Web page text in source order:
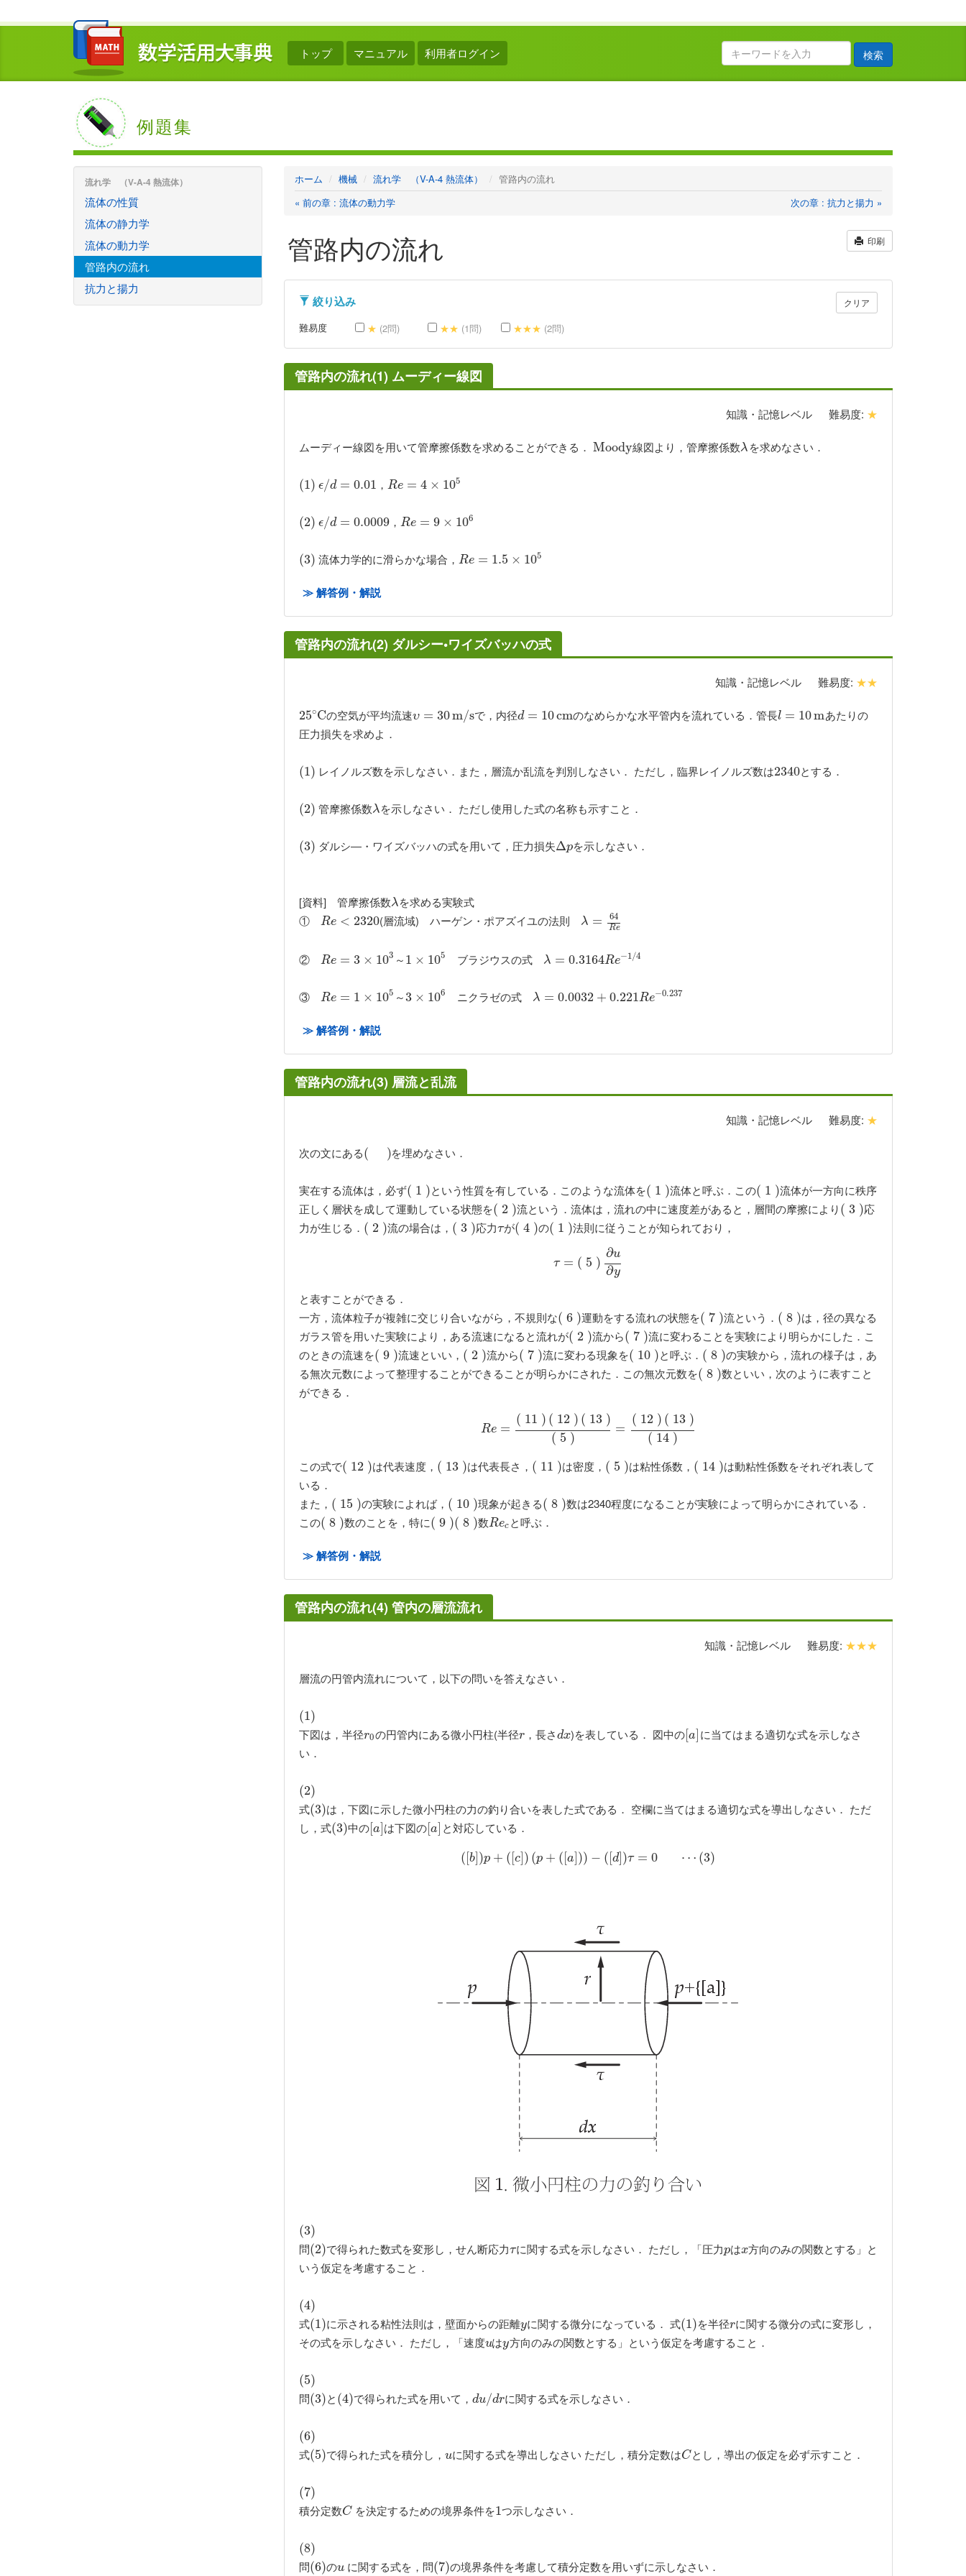
トップ マニュアル 利用者ログイン 検索
例題集
ホーム 機械 流れ学 （V-A-4 熱流体）
管路内の流れ
« 前の章 : 流体の動力学
次の章 : 抗力と揚力 »
管路内の流れ 印刷
絞り込み クリア
難易度 ★ (2問) ★★ (1問) ★★★ (2問)
管路内の流れ(1) ムーディー線図
知識・記憶レベル 難易度: ★
ムーディー線図を用いて管摩擦係数を求めることができる． Moody
Moody 線図より，管摩擦係数λ
λを求めなさい．
(1)
(1) ϵ/d = 0.01
ϵ/d= 0.01 ， Re = 4 × 105
Re= 4× 10 5
(2)
(2) ϵ/d = 0.0009
ϵ/d= 0.0009 ， Re = 9 × 106
Re= 9× 10 6
(3)
(3) 流体力学的に滑らかな場合， Re = 1.5 × 105
Re= 1.5×10 5
≫ 解答例・解説
管路内の流れ(2) ダルシー•ワイズバッハの式
知識・記憶レベル 難易度: ★★
25∘C
25∘Cの空気が平均流速υ = 30m/s
υ=30 m/s で，内径d = 10cm
d=10 cm のなめらかな水平管内を流れている．管長l = 10m
l=10 m
あたりの
圧力損失を求めよ．
(1)
(1) レイノルズ数を示しなさい．また，層流か乱流を判別しなさい． ただし，臨界レイノルズ数は2340
2340 とする．
(2)
(2) 管摩擦係数λ
λを示しなさい． ただし使用した式の名称も示すこと．
(3)
(3) ダルシ―・ワイズバッハの式を用いて，圧力損失Δp
Δp を示しなさい．
[資料] 管摩擦係数λ
λを求める実験式
①
Re < 2320
Re< 2320 (層流域) ハーゲン・ポアズイユの法則 λ = 64
Re
λ =64 Re
② Re = 3 × 103 ～ 1 × 105
Re= 3× 10 3～1×105 ブラジウスの式 λ = 0.3164Re−1 /4
λ=0.3164Re−1/4
③ Re = 1 × 105 ～3 × 106
Re= 1× 10 5～3×106 ニクラゼの式 λ = 0.0032 + 0.221Re−0.237
λ=0.0032+0.221Re−0.237
≫ 解答例・解説
管路内の流れ(3) 層流と乱流
知識・記憶レベル 難易度: ★
次の文にある( )
( を埋めなさい．
実在する流体は，必ず( 1 )
( 1 という性質を有している．このような流体を( 1 )
( 1 流体と呼ぶ．この( 1 )
( 1
流体が一方向に秩序
正しく層状を成して運動している状態を( 2 )
( 2) 流という．流体は，流れの中に速度差があると，層間の摩擦により( 3 )
( 3)
応
力が生じる． ( 2 )
( 2) 流の場合は， ( 3 )
( 3) 応力τ
τが( 4 )
( 4) の( 1 )
( 1 法則に従うことが知られており，
τ = ( 5 )
∂u
∂y
τ= 5 ) ∂u ∂y
と表すことができる．
一方，流体粒子が複雑に交じり合いながら，不規則な( 6 )
( 6) 運動をする流れの状態を( 7 )
( 7) 流という． ( 8 )
( 8)
は，径の異なる
ガラス管を用いた実験により，ある流速になると流れが( 2 )
( 2) 流から( 7 )
( 7) 流に変わることを実験により明らかにした．こ
のときの流速を( 9 )
( 9) 流速といい， ( 2 )
( 2) 流から( 7 )
( 7) 流に変わる現象を( 10 )
( 10) と呼ぶ． ( 8 )
( 8) の実験から，流れの様子は，あ
る無次元数によって整理することができることが明らかにされた．この無次元数を( 8 )
( 8) 数といい，次のように表すこと
ができる．
Re =
( 11 ) ( 12 ) ( 13 )
( 5 )
=
( 12 ) ( 13 )
( 14 )
R e= (11)(12)(13)(5)= 12 )(13)(14)
この式で( 12 )
( 12) は代表速度， ( 13 )
( 13) は代表長さ， ( 11 )
( 11) は密度， ( 5 )
( 5 は粘性係数， ( 14 )
( 14)
は動粘性係数をそれぞれ表して
いる．
また， ( 15 )
( 15) の実験によれば， ( 10 )
( 10) 現象が起きる( 8 )
( 8) 数は2340程度になることが実験によって明らかにされている．
この( 8 )
( 8) 数のことを，特に( 9 )
( 9) ( 8 )
( 8) 数Rec
Rec と呼ぶ．
≫ 解答例・解説
管路内の流れ(4) 管内の層流流れ
知識・記憶レベル 難易度: ★★★
層流の円管内流れについて，以下の問いを答えなさい．
(1)
(1)
下図は，半径r0
r0の円管内にある微小円柱(半径r
r ，長さdx
dx)を表している． 図中の[a]
[a] に当てはまる適切な式を示しなさ
い．
(2)
(2)
式(3)
(3) は，下図に示した微小円柱の力の釣り合いを表した式である． 空欄に当てはまる適切な式を導出しなさい． ただ
し，式(3)
(3) 中の[a]
[a] は下図の[a]
[a] と対応している．
([b])p + ([c]) (p + ([a])) − ([d])τ = 0 ⋯ (3)
([b]) p+( [c] )(p+([a ]))−([d])τ= 0⋯(3
(3)
(3)
問(2)
(2) で得られた数式を変形し，せん断応力τ
τに関する式を示しなさい． ただし，「圧力p
pはx
x方向のみの関数とする」と
いう仮定を考慮すること．
(4)
(4)
式(1)
(1) に示される粘性法則は，壁面からの距離y
yに関する微分になっている． 式(1)
(1) を半径r
rに関する微分の式に変形し，
その式を示しなさい． ただし，「速度u
uはy
y方向のみの関数とする」という仮定を考慮すること．
(5)
(5)
問(3)
(3) と(4)
(4) で得られた式を用いて， du/dr
du/dr に関する式を示しなさい．
(6)
(6)
式(5)
(5) で得られた式を積分し， u
uに関する式を導出しなさい ただし，積分定数はC
Cとし，導出の仮定を必ず示すこと．
(7)
(7)
積分定数C
Cを決定するための境界条件を1
1つ示しなさい．
(8)
(8)
問(6)
(6) のu
uに関する式を，問(7)
(7) の境界条件を考慮して積分定数を用いずに示しなさい．
流れ学 （V-A-4 熱流体）
流体の性質
流体の静力学
流体の動力学
管路内の流れ
抗力と揚力